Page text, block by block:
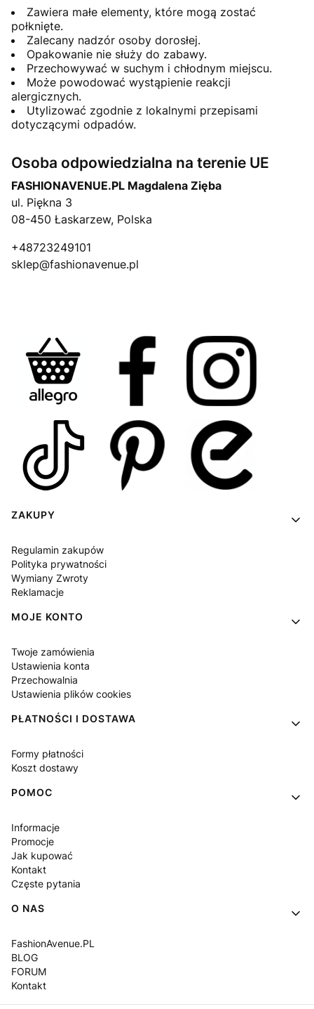
Zawiera małe elementy, które mogą zostać
połknięte.
Zalecany nadzór osoby dorosłej.
Opakowanie nie służy do zabawy.
Przechowywać w suchym i chłodnym miejscu.
Może powodować wystąpienie reakcji
alergicznych.
Utylizować zgodnie z lokalnymi przepisami
dotyczącymi odpadów.
Osoba odpowiedzialna na terenie UE
FASHIONAVENUE.PL Magdalena Zięba
ul. Piękna 3
08-450 Łaskarzew, Polska
+48723249101
sklep@fashionavenue.pl
Linki w stopce
ZAKUPY
Regulamin zakupów
Polityka prywatności
Wymiany Zwroty
Reklamacje
MOJE KONTO
Twoje zamówienia
Ustawienia konta
Przechowalnia
Ustawienia plików cookies
PŁATNOŚCI I DOSTAWA
Formy płatności
Koszt dostawy
POMOC
Informacje
Promocje
Jak kupować
Kontakt
Częste pytania
O NAS
FashionAvenue.PL
BLOG
FORUM
Kontakt